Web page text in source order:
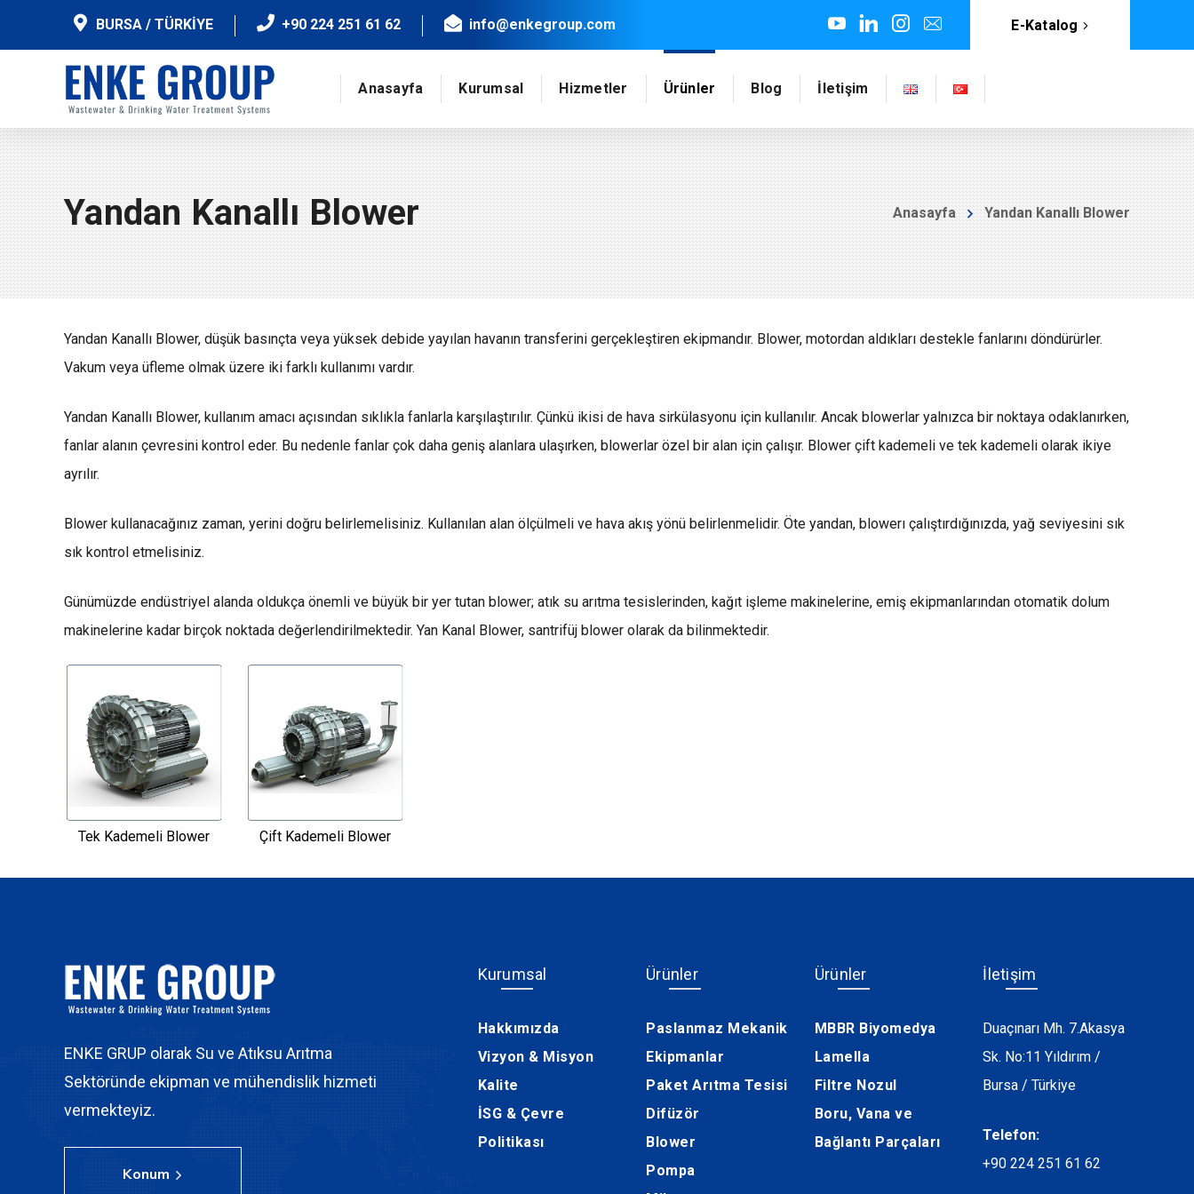
BURSA / TÜRKİYE +90 224 251 61 62 info@enkegroup.com E-Katalog
Anasayfa Kurumsal Hizmetler Ürünler Blog İletişim
Yandan Kanallı Blower Anasayfa Yandan Kanallı Blower
Yandan Kanallı Blower, düşük basınçta veya yüksek debide yayılan havanın transferini gerçekleştiren ekipmandır. Blower, motordan aldıkları destekle fanlarını döndürürler.
Vakum veya üfleme olmak üzere iki farklı kullanımı vardır.
Yandan Kanallı Blower, kullanım amacı açısından sıklıkla fanlarla karşılaştırılır. Çünkü ikisi de hava sirkülasyonu için kullanılır. Ancak blowerlar yalnızca bir noktaya odaklanırken,
fanlar alanın çevresini kontrol eder. Bu nedenle fanlar çok daha geniş alanlara ulaşırken, blowerlar özel bir alan için çalışır. Blower çift kademeli ve tek kademeli olarak ikiye
ayrılır.
Blower kullanacağınız zaman, yerini doğru belirlemelisiniz. Kullanılan alan ölçülmeli ve hava akış yönü belirlenmelidir. Öte yandan, blowerı çalıştırdığınızda, yağ seviyesini sık
sık kontrol etmelisiniz.
Günümüzde endüstriyel alanda oldukça önemli ve büyük bir yer tutan blower; atık su arıtma tesislerinden, kağıt işleme makinelerine, emiş ekipmanlarından otomatik dolum
makinelerine kadar birçok noktada değerlendirilmektedir. Yan Kanal Blower, santrifüj blower olarak da bilinmektedir.
Tek Kademeli Blower Çift Kademeli Blower
ENKE GRUP olarak Su ve Atıksu Arıtma
Sektöründe ekipman ve mühendislik hizmeti
vermekteyiz.
Konum
Kurumsal
Hakkımızda
Vizyon & Misyon
Kalite
İSG & Çevre
Politikası
Ürünler
Paslanmaz Mekanik
Ekipmanlar
Paket Arıtma Tesisi
Difüzör
Blower
Pompa
Ürünler
MBBR Biyomedya
Lamella
Filtre Nozul
Boru, Vana ve
Bağlantı Parçaları
İletişim
Duaçınarı Mh. 7.Akasya
Sk. No:11 Yıldırım /
Bursa / Türkiye
Telefon:
+90 224 251 61 62